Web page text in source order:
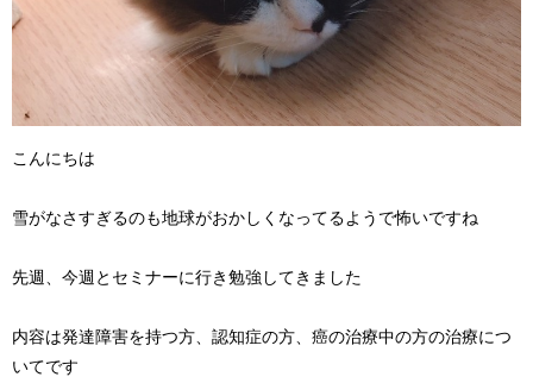
こんにちは
雪がなさすぎるのも地球がおかしくなってるようで怖いですね
先週、今週とセミナーに行き勉強してきました
内容は発達障害を持つ方、認知症の方、癌の治療中の方の治療につ
いてです